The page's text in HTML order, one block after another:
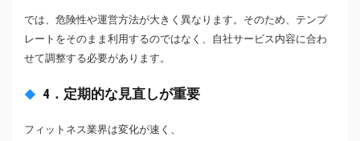
では、危険性や運営方法が大きく異なります。そのため、テンプ
レートをそのまま利用するのではなく、自社サービス内容に合わ
せて調整する必要があります。
4．定期的な見直しが重要
フィットネス業界は変化が速く、